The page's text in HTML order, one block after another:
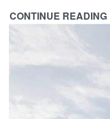
CONTINUE READING